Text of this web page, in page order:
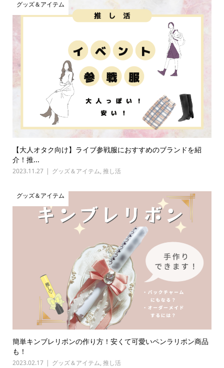
グッズ＆アイテム
【大人オタク向け】ライブ参戦服におすすめのブランドを紹
介！推...
2023.11.27 グッズ＆アイテム, 推し活
グッズ＆アイテム
簡単キンブレリボンの作り方！安くて可愛いペンラリボン商品
も！
2023.02.17 グッズ＆アイテム, 推し活